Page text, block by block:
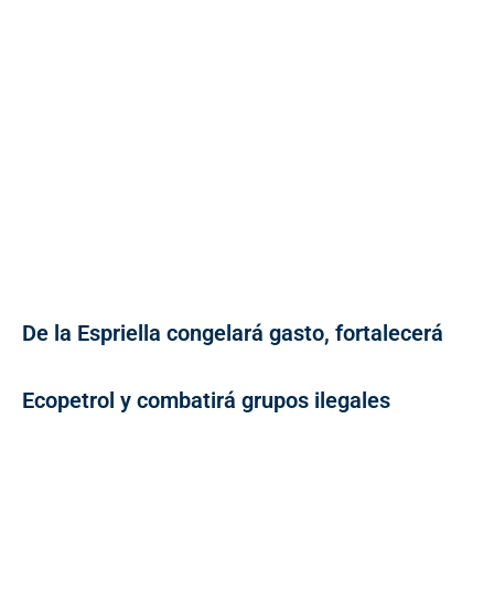
De la Espriella congelará gasto, fortalecerá
Ecopetrol y combatirá grupos ilegales